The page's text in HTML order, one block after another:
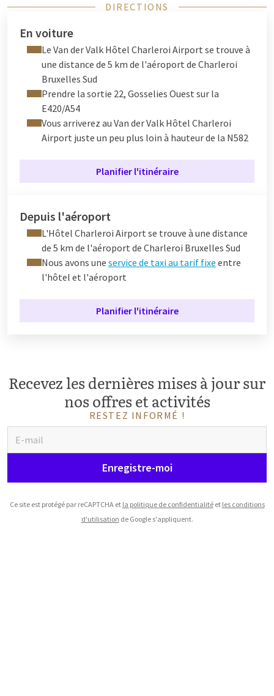
DIRECTIONS
En voiture
Le Van der Valk Hôtel Charleroi Airport se trouve à
une distance de 5 km de l'aéroport de Charleroi
Bruxelles Sud
Prendre la sortie 22, Gosselies Ouest sur la
E420/A54
Vous arriverez au Van der Valk Hôtel Charleroi
Airport juste un peu plus loin à hauteur de la N582
Planifier l'itinéraire
Depuis l'aéroport
L'Hôtel Charleroi Airport se trouve à une distance
de 5 km de l'aéroport de Charleroi Bruxelles Sud
Nous avons une service de taxi au tarif fixe entre
l'hôtel et l'aéroport
Planifier l'itinéraire
Recevez les dernières mises à jour sur
nos offres et activités
RESTEZ INFORMÉ !
Enregistre-moi
Ce site est protégé par reCAPTCHA et la politique de confidentialitéet les conditions
d'utilisation de Google s'appliquent.